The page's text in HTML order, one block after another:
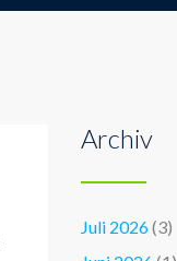
Archiv
Juli 2026(3)